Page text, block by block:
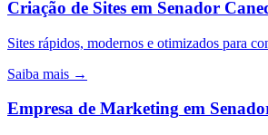
Criação de Sites em Senador
Sites rápidos, modernos e otimizados para
Saiba mais →
Empresa de Marketing em